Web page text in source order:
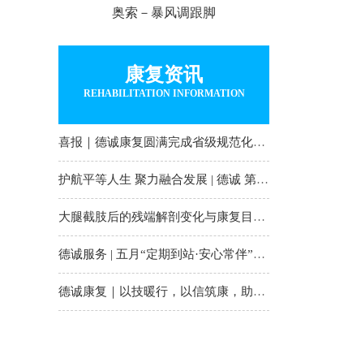
奥索－暴风调跟脚
康复资讯
REHABILITATION INFORMATION
喜报｜德诚康复圆满完成省级规范化培训并持证
护航平等人生 聚力融合发展 | 德诚 第36次全国助
大腿截肢后的残端解剖变化与康复目标｜德诚康
德诚服务 | 五月“定期到站·安心常伴”月护计划
德诚康复｜以技暖行，以信筑康，助每一位伙伴